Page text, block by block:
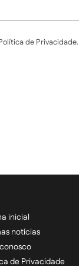
de Privacidade.
inicial
notícias
de Privacidade